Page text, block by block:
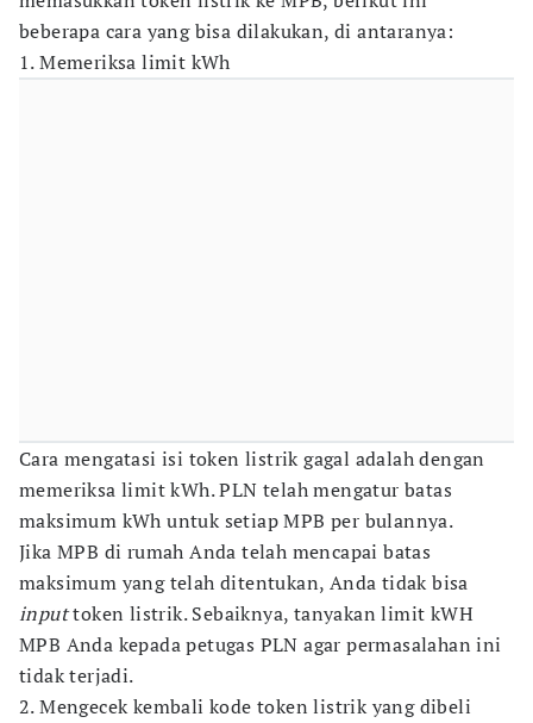
beberapa cara yang bisa dilakukan, di antaranya:
1. Memeriksa limit kWh
Cara mengatasi isi token listrik gagal adalah dengan
memeriksa limit kWh. PLN telah mengatur batas
maksimum kWh untuk setiap MPB per bulannya.
Jika MPB di rumah Anda telah mencapai batas
maksimum yang telah ditentukan, Anda tidak bisa
inputtoken listrik. Sebaiknya, tanyakan limit kWH
MPB Anda kepada petugas PLN agar permasalahan ini
tidak terjadi.
2. Mengecek kembali kode token listrik yang dibeli